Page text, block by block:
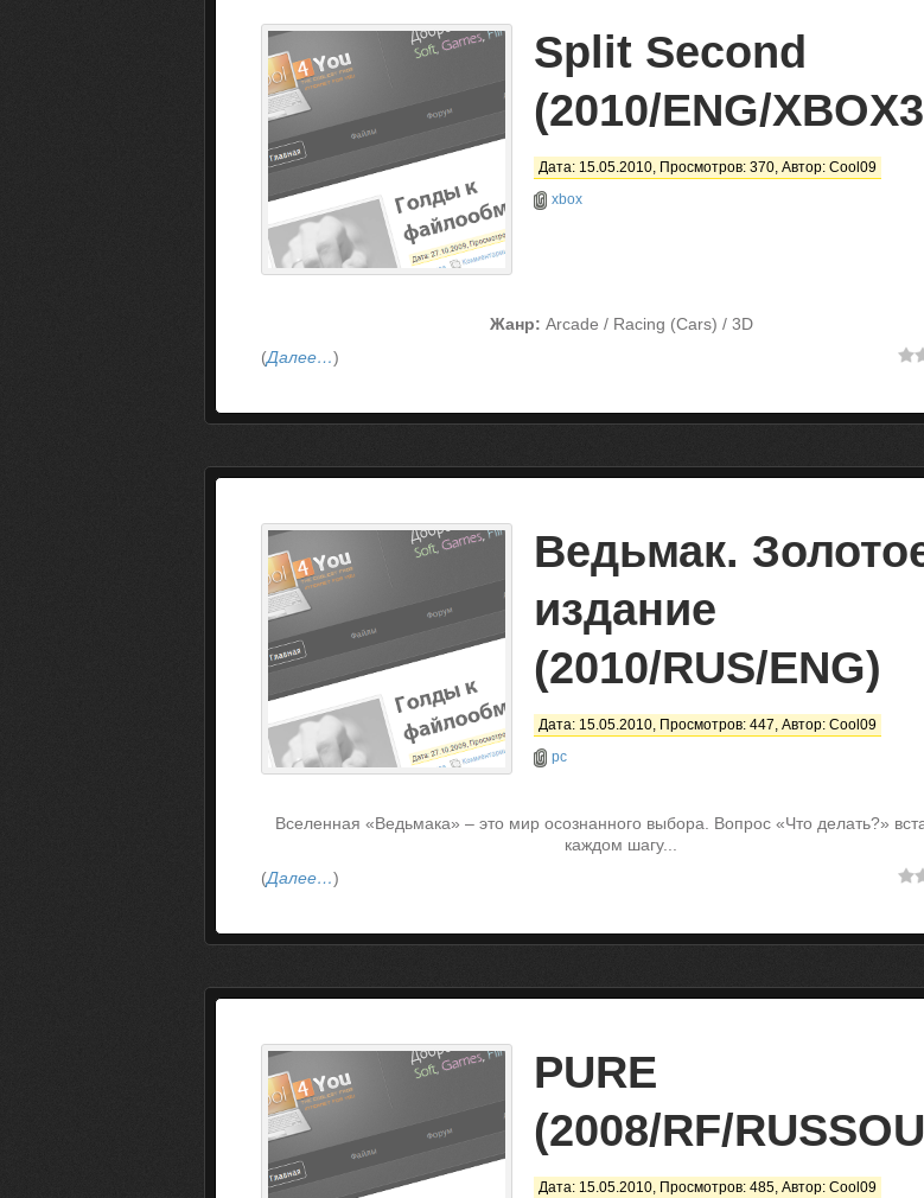
Split Second
(2010/ENG/
Дата: 15.05.2010, Просмотров: 370, Автор: Cool09
xbox
Жанр: Arcade / Racing (Cars) / 3D
(Далее…)
Ведьмак.
издание
(2010/RUS/ENG)
Дата: 15.05.2010, Просмотров: 447, Автор: Cool09
pc
Вселенная «Ведьмака» – это мир осознанного выбора. Вопрос «Что делать?»
каждом шагу...
(Далее…)
PURE
(2008/RF/
Дата: 15.05.2010, Просмотров: 485, Автор: Cool09